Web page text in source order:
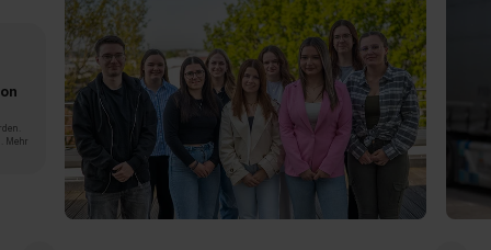
Mehr